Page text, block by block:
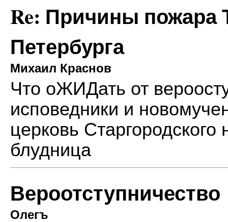
Re: Причины пожара
Петербурга
Михаил Краснов
Что оЖИДать от
исповедники и
церковь
блудница
Вероотступничество
Олегъ